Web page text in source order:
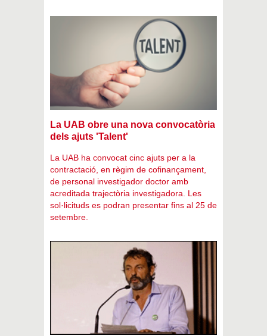
La UAB obre una nova convocatòria
dels ajuts 'Talent'
La UAB ha convocat cinc ajuts per a la
contractació, en règim de cofinançament,
de personal investigador doctor amb
acreditada trajectòria investigadora. Les
sol·licituds es podran presentar fins al 25 de
setembre.